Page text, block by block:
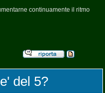
continuamente il ritmo
del 5?